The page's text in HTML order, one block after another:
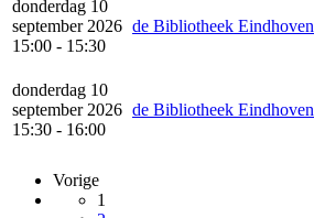
donderdag 10
september 2026
15:00 - 15:30
de Bibliotheek Eindhoven
donderdag 10
september 2026
15:30 - 16:00
de Bibliotheek Eindhoven
Vorige
1